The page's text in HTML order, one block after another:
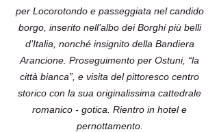
per Locorotondo e passeggiata nel candido
borgo, inserito nell’albo dei Borghi più belli
d’Italia, nonché insignito della Bandiera
Arancione. Proseguimento per Ostuni, “la
città bianca”, e visita del pittoresco centro
storico con la sua originalissima cattedrale
romanico - gotica. Rientro in hotel e
pernottamento.